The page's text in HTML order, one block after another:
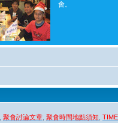
會。
聚會討論文章 聚會時間地點須知